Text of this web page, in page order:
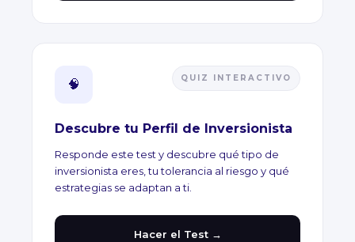
🧠 QUIZ INTERACTIVO
Descubre tu Perfil de Inversionista
Responde este test y descubre qué tipo de
inversionista eres, tu tolerancia al riesgo y qué
estrategias se adaptan a ti.
Hacer el Test →